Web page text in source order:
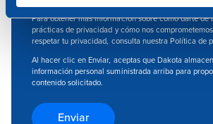
Puedes darte de baja de estas comunicaciones en
Para obtener más información sobre cómo darte de
prácticas de privacidad y cómo nos
respetar tu privacidad, consulta nuestra Política de
Al hacer clic en Enviar, aceptas que Dakota
información personal suministrada arriba para
contenido solicitado.